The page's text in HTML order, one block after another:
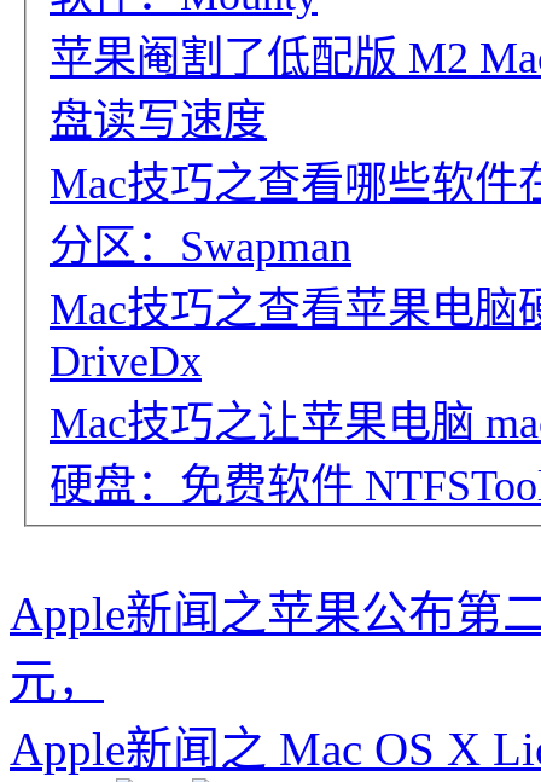
苹果阉割了低配版 M2
盘读写速度
Mac技巧之查看哪些软
分区：Swapman
Mac技巧之查看苹果电
DriveDx
Mac技巧之让苹果电脑
硬盘：免费软件
Apple新闻之苹果公布第
元，
Apple新闻之 Mac OS X